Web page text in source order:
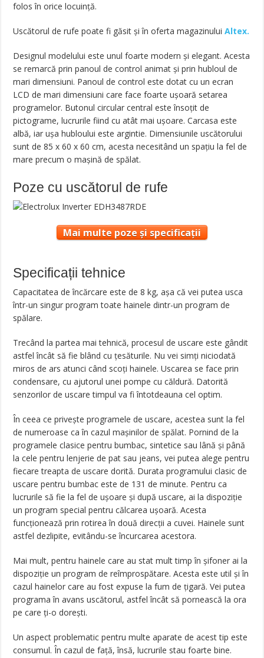
folos în orice locuință.
Uscătorul de rufe poate fi găsit și în oferta magazinuluiAltex.
Designul modelului este unul foarte modern și elegant. Acesta
se remarcă prin panoul de control animat și prin hubloul de
mari dimensiuni. Panoul de control este dotat cu un ecran
LCD de mari dimensiuni care face foarte ușoară setarea
programelor. Butonul circular central este însoțit de
pictograme, lucrurile fiind cu atât mai ușoare. Carcasa este
albă, iar ușa hubloului este argintie. Dimensiunile uscătorului
sunt de 85 x 60 x 60 cm, acesta necesitând un spațiu la fel de
mare precum o mașină de spălat.
Poze cu uscătorul de rufe
Mai multe poze și specificații
Specificații tehnice
Capacitatea de încărcare este de 8 kg, așa că vei putea usca
într-un singur program toate hainele dintr-un program de
spălare.
Trecând la partea mai tehnică, procesul de uscare este gândit
astfel încât să fie blând cu țesăturile. Nu vei simți niciodată
miros de ars atunci când scoți hainele. Uscarea se face prin
condensare, cu ajutorul unei pompe cu căldură. Datorită
senzorilor de uscare timpul va fi întotdeauna cel optim.
În ceea ce privește programele de uscare, acestea sunt la fel
de numeroase ca în cazul mașinilor de spălat. Pornind de la
programele clasice pentru bumbac, sintetice sau lână și până
la cele pentru lenjerie de pat sau jeans, vei putea alege pentru
fiecare treapta de uscare dorită. Durata programului clasic de
uscare pentru bumbac este de 131 de minute. Pentru ca
lucrurile să fie la fel de ușoare și după uscare, ai la dispoziție
un program special pentru călcarea ușoară. Acesta
funcționează prin rotirea în două direcții a cuvei. Hainele sunt
astfel dezlipite, evitându-se încurcarea acestora.
Mai mult, pentru hainele care au stat mult timp în șifoner ai la
dispoziție un program de reîmprospătare. Acesta este util și în
cazul hainelor care au fost expuse la fum de țigară. Vei putea
programa în avans uscătorul, astfel încât să pornească la ora
pe care ți-o dorești.
Un aspect problematic pentru multe aparate de acest tip este
consumul. În cazul de față, însă, lucrurile stau foarte bine.